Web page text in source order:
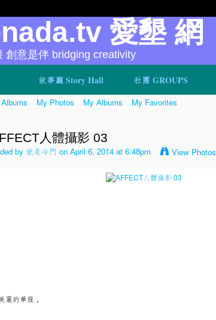
故事廳 Story Hall 社團 GROUPS
愛墾 網
創意是伴 bridging creativity
My Photos My Albums My Favorites
人體攝影 03
by 就是冷門 on April 6, 2014 at 6:48pm View Photos
麗的華服，